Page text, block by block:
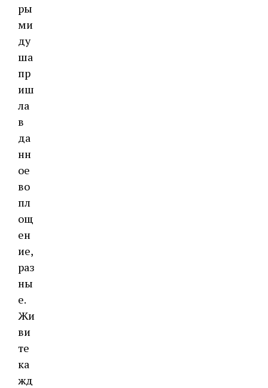
ры
ми
ду
ша
пр
иш
ла
в
да
нн
ое
во
пл
ощ
ен
ие,
раз
ны
е.
Жи
ви
те
ка
жд